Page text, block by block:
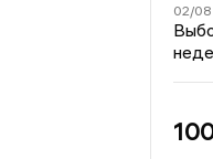
02/08